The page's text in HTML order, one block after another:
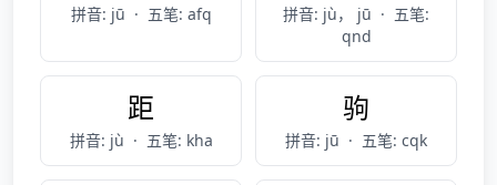
拼音: jū · 五笔: afq 拼音: jù， jū · 五笔:
qnd
距
拼音: jù · 五笔: kha
驹
拼音: jū · 五笔: cqk